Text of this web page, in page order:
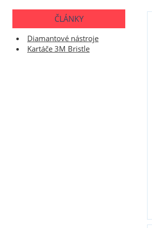
ČLÁNKY
Diamantové nástroje
Kartáče 3M Bristle